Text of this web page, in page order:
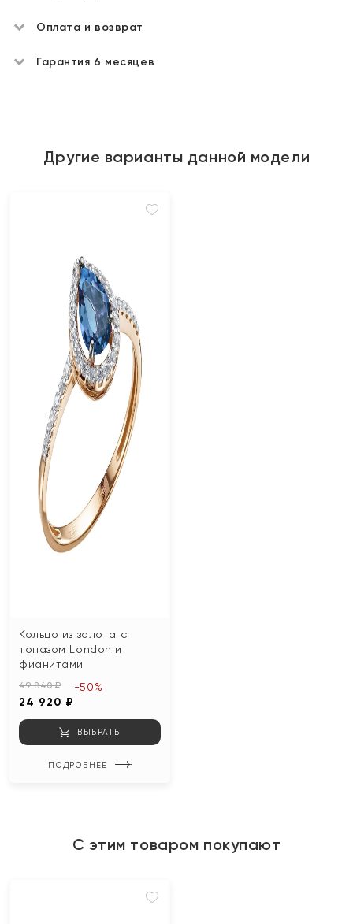
Оплата и возврат
Гарантия 6 месяцев
Другие варианты данной модели
Кольцо из золота с
топазом London и
фианитами
49 840 ₽
24 920 ₽
-50%
ВЫБРАТЬ
ПОДРОБНЕЕ
С этим товаром покупают